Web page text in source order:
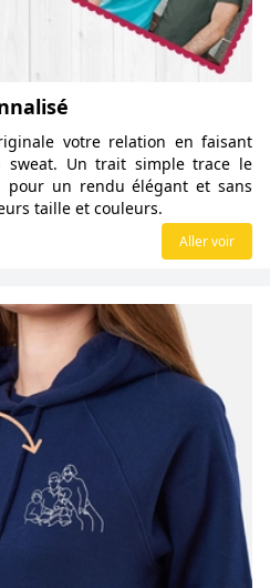
votre relation en faisant
Un trait simple trace le
pour un rendu élégant et sans
taille et couleurs.
Aller voir